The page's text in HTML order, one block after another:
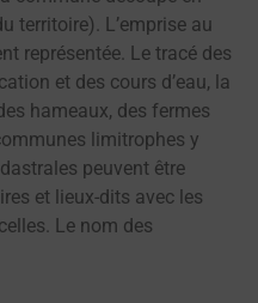
territoire). L’emprise au
représentée. Le tracé des
et des cours d’eau, la
hameaux, des fermes
limitrophes y
peuvent être
et lieux-dits avec les
Le nom des